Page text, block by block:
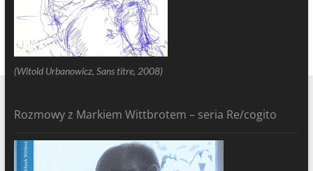
(Witold Urbanowicz, Sans titre, 2008)
Rozmowy z Markiem Wittbrotem – seria Re/cogito